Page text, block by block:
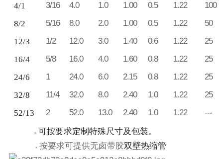
4/1
3/16 4.0 1.0 1.00 0.5 1.22
100
8/2
5/16 8.0 2.0 1.00 0.5 1.22
50
12/3
1/2 12.0 3.0 1.40 0.6 1.22
25
16/4
5/8 16.0 4.0 1.60 0.8 1.22
25
24/6
1 24.0 6.0 2.15 0.8 1.22
25
32/8
11/4 32.0 8.0 2.40 1.0 1.22
25
52/13
2 52.0 13.0 2.40 1.0 1.22
---
可按要求定制特殊尺寸及包装。
按要求可提供无卤带胶双壁热缩管